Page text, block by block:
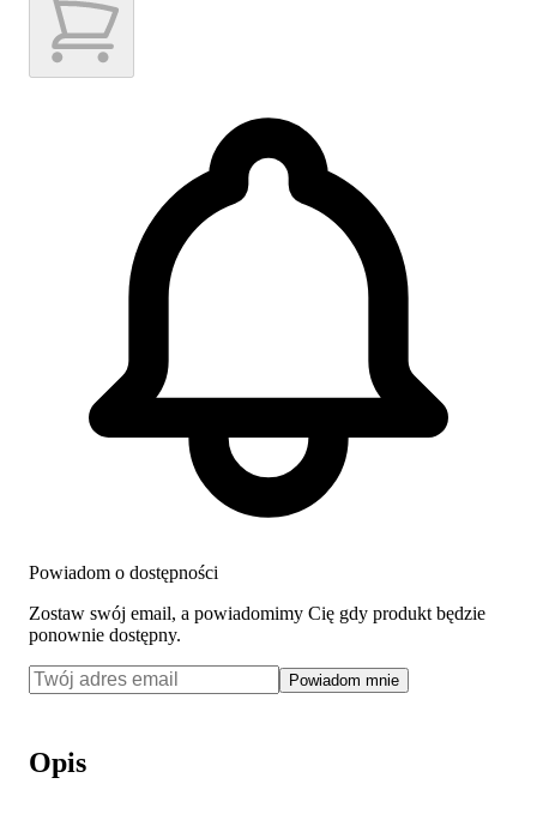
Powiadom o dostępności
Zostaw swój email, a powiadomimy Cię gdy produkt będzie
ponownie dostępny.
Powiadom mnie
Opis